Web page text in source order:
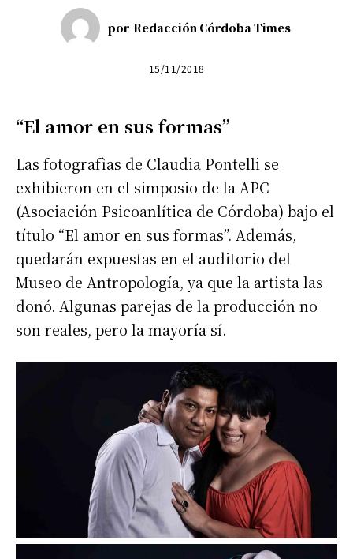
por Redacción Córdoba Times
15/11/2018
“El amor en sus formas”
Las fotografìas de Claudia Pontelli se
exhibieron en el simposio de la APC
(Asociación Psicoanlítica de Córdoba) bajo el
título “El amor en sus formas”. Además,
quedarán expuestas en el auditorio del
Museo de Antropología, ya que la artista las
donó. Algunas parejas de la producción no
son reales, pero la mayoría sí.